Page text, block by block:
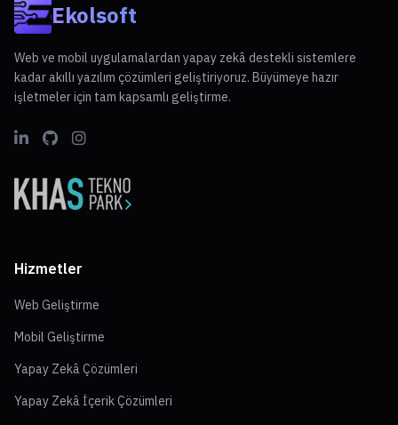
Ekolsoft
Web ve mobil uygulamalardan yapay zekâ destekli sistemlere
kadar akıllı yazılım çözümleri geliştiriyoruz. Büyümeye hazır
işletmeler için tam kapsamlı geliştirme.
Hizmetler
Web Geliştirme
Mobil Geliştirme
Yapay Zekâ Çözümleri
Yapay Zekâ İçerik Çözümleri